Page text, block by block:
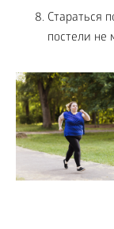
Стараться
постели не